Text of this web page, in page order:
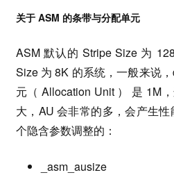
关于 ASM 的条带与分配单元
ASM 默认的 Stripe Size 为
Size 为 8K 的系统，一般来说
元（ Allocation Unit ） 是 1M
大，AU 会非常的多，会产生
个隐含参数调整的：
_asm_ausize